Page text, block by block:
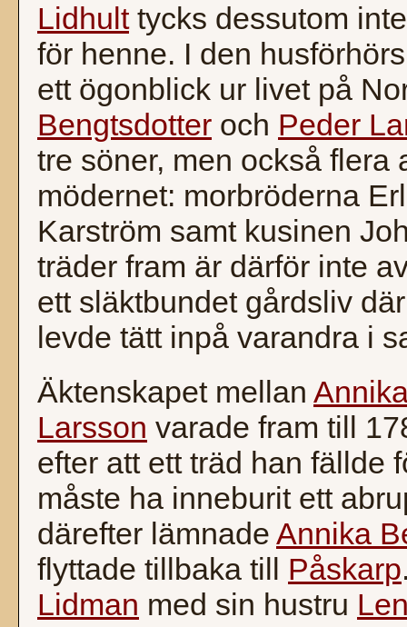
Lidhulttycks dessutom
för henne. I den
ett ögonblick ur livet på
Bengtsdotter och Peder
tre söner, men också flera
mödernet: morbröderna
Karström samt kusinen
träder fram är därför inte
ett släktbundet gårdsliv
levde tätt inpå varandra i
Äktenskapet mellan
Larsson varade fram till
efter att ett träd han fällde
måste ha inneburit ett
därefter lämnade Annika
flyttade tillbaka till Påskarp
Lidman med sin hustru